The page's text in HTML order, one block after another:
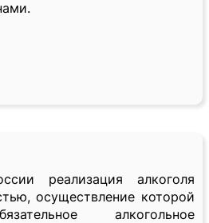
реализация алкоголя
осуществление которой
алкогольное